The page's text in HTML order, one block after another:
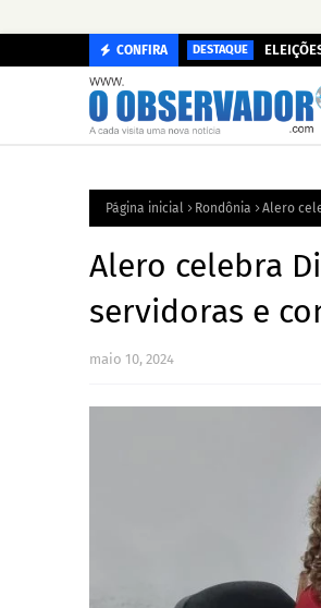
CONFIRA DESTAQUE
Página inicial Rondônia Alero
Alero celebra
servidoras e
maio 10, 2024